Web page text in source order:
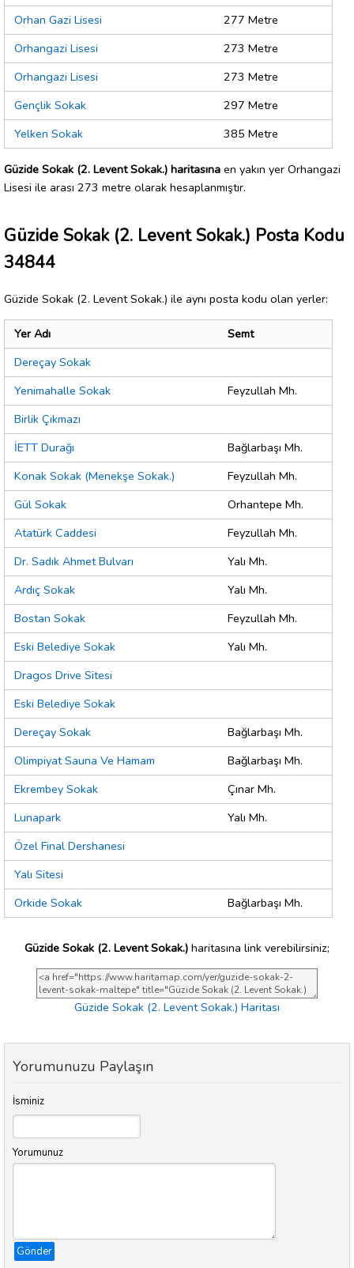
Orhan Gazi Lisesi
277 Metre
Orhangazi Lisesi
273 Metre
Orhangazi Lisesi
273 Metre
Gençlik Sokak
297 Metre
Yelken Sokak
385 Metre
Güzide Sokak (2. Levent Sokak.) haritasına en yakın yer Orhangazi
Lisesi ile arası 273 metre olarak hesaplanmıştır.
Güzide Sokak (2. Levent Sokak.) Posta Kodu
34844
Güzide Sokak (2. Levent Sokak.) ile aynı posta kodu olan yerler:
Yer Adı
Semt
Dereçay Sokak
Yenimahalle Sokak
Feyzullah Mh.
Birlik Çıkmazı
İETT Durağı
Bağlarbaşı Mh.
Konak Sokak (Menekşe Sokak.)
Feyzullah Mh.
Gül Sokak
Orhantepe Mh.
Atatürk Caddesi
Feyzullah Mh.
Dr. Sadık Ahmet Bulvarı
Yalı Mh.
Ardıç Sokak
Yalı Mh.
Bostan Sokak
Feyzullah Mh.
Eski Belediye Sokak
Yalı Mh.
Dragos Drive Sitesi
Eski Belediye Sokak
Dereçay Sokak
Bağlarbaşı Mh.
Olimpiyat Sauna Ve Hamam
Bağlarbaşı Mh.
Ekrembey Sokak
Çınar Mh.
Lunapark
Yalı Mh.
Özel Final Dershanesi
Yalı Sitesi
Orkide Sokak
Bağlarbaşı Mh.
Güzide Sokak (2. Levent Sokak.) haritasına link verebilirsiniz;
Güzide Sokak (2. Levent Sokak.) Haritası
Yorumunuzu Paylaşın
İsminiz
Yorumunuz
Gönder